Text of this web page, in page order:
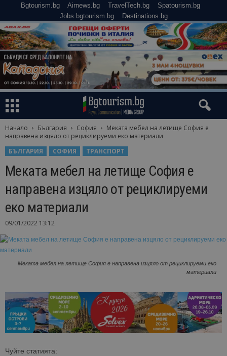
Bgtourism.bg Airnews.bg TravelTech.bg
Spatourism.bg
Jobs.bgtourism.bg
Destinations.bg
Начало България София
Меката мебел на летище София е
направена изцяло от рециклируеми еко материали
БЪЛГАРИЯ
СОФИЯ ТРАНСПОРТ
Меката мебел на летище София е
направена изцяло от рециклируеми
еко материали
09/01/2022 13:12
Меката мебел на летище София е направена изцяло от рециклируеми еко
материали
Чуйте статията: